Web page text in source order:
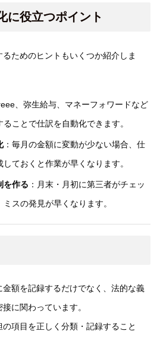
に役立つポイント
ためのヒントもいくつか紹介しま
、弥生給与、マネーフォワードなど
ことで仕訳を自動化できます。
：毎月の金額に変動が少ない場合、仕
ておくと作業が早くなります。
を作る ：月末・月初に第三者がチェッ
スの発見が早くなります。
額を記録するだけでなく、法的な義
に関わっています。
項目を正しく分類・記録すること